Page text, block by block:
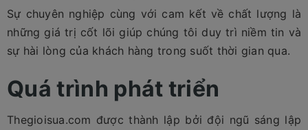
Sự chuyên nghiệp cùng với cam kết về chất lượng là
những giá trị cốt lõi giúp chúng tôi duy trì niềm tin và
sự hài lòng của khách hàng trong suốt thời gian qua.
Quá trình phát triển
Thegioisua.com được thành lập bởi đội ngũ sáng lập